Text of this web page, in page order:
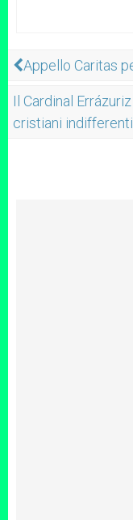
Appello Caritas
Il Cardinal
cristiani indifferenti